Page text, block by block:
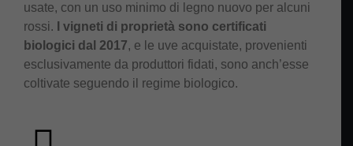
usate, con un uso minimo di legno nuovo per alcuni
rossi. I vigneti di proprietà sono certificati
biologici dal 2017, e le uve acquistate, provenienti
esclusivamente da produttori fidati, sono anch’esse
coltivate seguendo il regime biologico.